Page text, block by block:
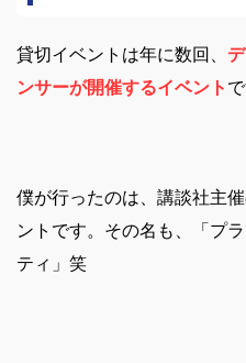
貸切イベントは年に数回、
ンサーが開催するイベント で
僕が行ったのは、講談社主
ントです。その名も、「プ
ティ」笑